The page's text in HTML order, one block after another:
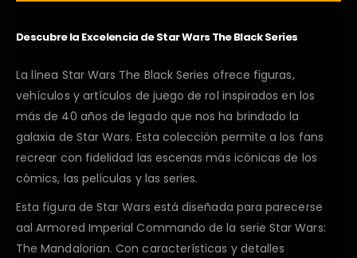
Descubre la Excelencia de Star Wars The Black Series
La línea Star Wars The Black Series ofrece figuras,
vehículos y artículos de juego de rol inspirados en los
más de 40 años de legado que nos ha brindado la
galaxia de Star Wars. Esta colección permite a los fans
recrear con fidelidad las escenas más icónicas de los
cómics, las películas y las series.
Esta figura de Star Wars está diseñada para parecerse
aal Armored Imperial Commando de la serie Star Wars:
The Mandalorian. Con características y detalles